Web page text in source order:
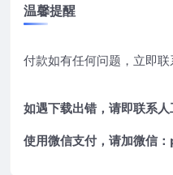
温馨提醒
付款如有任何问题，立即联
如遇下载出错，请即联系人
使用微信支付，请加微信